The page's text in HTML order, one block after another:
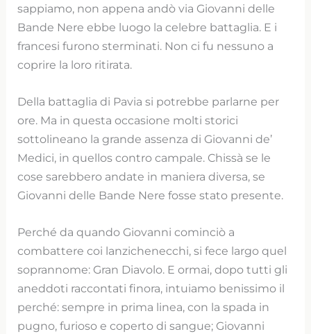
sappiamo, non appena andò via Giovanni delle
Bande Nere ebbe luogo la celebre battaglia. E i
francesi furono sterminati. Non ci fu nessuno a
coprire la loro ritirata.
Della battaglia di Pavia si potrebbe parlarne per
ore. Ma in questa occasione molti storici
sottolineano la grande assenza di Giovanni de’
Medici, in quellos contro campale. Chissà se le
cose sarebbero andate in maniera diversa, se
Giovanni delle Bande Nere fosse stato presente.
Perché da quando Giovanni cominciò a
combattere coi lanzichenecchi, si fece largo quel
soprannome: Gran Diavolo. E ormai, dopo tutti gli
aneddoti raccontati finora, intuiamo benissimo il
perché: sempre in prima linea, con la spada in
pugno, furioso e coperto di sangue; Giovanni